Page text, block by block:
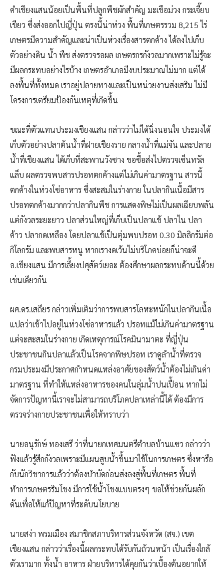
คำเชียงแสนน้อยเป็นพื้นที่ปลูกพืชผักสำคัญ มะเขือม่วง กระเจี๊ยบ
เขียว ซึ่งส่งออกไปญี่ปุ่น ตรงนี้น่าห่วง พื้นที่เกษตรรวม 8,215 ไร่
เกษตรมีความสำคัญและน่าเป็นห่วงเรื่องสารตกค้าง ได้ลงไปเก็บ
ตัวอย่างดิน น้ำ พืช ส่งตรวจรอผล เกษตรกรกังวลมากเพราะไม่รู้จะ
มีผลกระทบอย่างไรบ้าง เกษตรอำเภอมีงบประมาณไม่มาก แต่ได้
ลงพื้นที่ทั้งหมด เราอยู่ปลายทางและเป็นหน่วยงานส่งเสริม ไม่มี
โครงการเตรียมป้องกันเหตุที่เกิดขึ้น
ขณะที่ตัวแทนประมงเชียงแสน กล่าวว่าไม่ได้นิ่งนอนใจ ประมงได้
เก็บตัวอย่างปลาต้นน้ำที่ฝายเชียงราย กลางน้ำที่แม่จัน และปลาย
น้ำที่เชียงแสน ได้เก็บที่สะพานวังซาง ขอซื้อส่งไปตรวจเซ็นทรัล
แล็บ ผลตรวจพบสารปรอทตกค้างแต่ไม่เกินค่ามาตรฐาน สารนี้
ตกค้างในห่วงโซ่อาหาร ซึ่งสะสมในร่างกาย ในปลากินเนื้อมีสาร
ปรอทตกค้างมากกว่าปลากินพืช การแสดงพิษไม่เป็นผลเฉียบพลัน
แต่กังวลระยะยาว ปลาส่วนใหญ่ที่เก็บเป็นปลาแข้ ปลาไน ปลา
ค้าว ปลากดเหลือง โดยปลาแข้เป็นตุ่มพบปรอท 0.30 มิลลิกรัมต่อ
กิโลกรัม และพบสารหนู หากเรางดเว้นไม่บริโภคบ่อยก็น่าจะดี
อ.เชียงแสน มีการเลี้ยงปศุสัตว์เยอะ ต้องศึกษาผลกระทบด้านนี้ด้วย
เช่นเดียวกัน
ผศ.ดร.เสถียร กล่าวเพิ่มเติมว่าการพบสารโลหะหนักในปลากินเนื้อ
แปลว่าเข้าไปอยู่ในห่วงโซ่อาหารแล้ว ปรอทแม้ไม่เกินค่ามาตรฐาน
แต่จะสะสมในร่างกาย เกิดเหตุการณ์โรคมินามาตะ ที่ญี่ปุ่น
ประชาชนกินปลาแล้วเป็นโรคจากพิษปรอท เราดูลำน้ำที่ตรวจ
กรมประมงมีประกาศกำหนดแหล่งอาศัยของสัตว์น้ำต้องไม่เกินค่า
มาตรฐาน ที่ทำให้แหล่งอาหารของคนในลุ่มน้ำปนเปื้อน หากไม่
จัดการปัญหานี้เราจะไม่สามารถบริโภคปลาเหล่านี้ได้ ต้องมีการ
ตรวจร่างกายประชาชนเพื่อให้ทราบว่า
นายอนุรักษ์ ทองเสรี ว่าที่นายกเทศมนตรีตำบลบ้านแซว กล่าวว่า
ฟังแล้วรู้สึกกังวลเพราะมีแผนสูบน้ำขึ้นมาใช้ในการเกษตร ซึ่งหารือ
กับนักวิชาการแล้วว่าต้องบำบัดก่อนส่งลงสู่พื้นที่เกษตร พื้นที่
ทำการเกษตรริมโขง มีการใช้น้ำโขงแบบตรงๆ ขอให้ช่วยกันผลัก
ดันเพื่อให้แก้ปัญหาที่ระดับนโยบาย
นายสง่า พรมเมือง สมาชิกสภาบริหารส่วนจังหวัด (สจ.) เขต
เชียงแสน กล่าวว่าเรื่องนี้ผลกระทบได้รับกันถ้วนหน้า เป็นเรื่องใกล้
ตัวเรามาก ทั้งน้ำ อาหาร ฝ่ายบริหารได้คุยกันว่าเบื้องต้นอยากให้